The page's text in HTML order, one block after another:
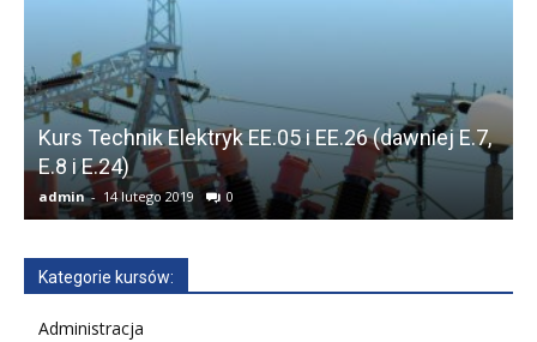
Kurs Technik Elektryk EE.05 i EE.26 (dawniej E.7,
E.8 i E.24)
admin - 14 lutego 2019 0
Kategorie kursów:
Administracja